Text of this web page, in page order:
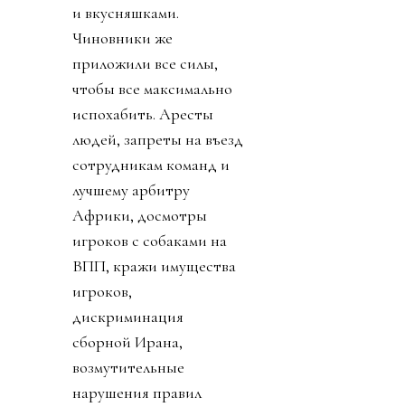
и вкусняшками.
Чиновники же
приложили все силы,
чтобы все максимально
испохабить. Аресты
людей, запреты на въезд
сотрудникам команд и
лучшему арбитру
Африки, досмотры
игроков с собаками на
ВПП, кражи имущества
игроков,
дискриминация
сборной Ирана,
возмутительные
нарушения правил